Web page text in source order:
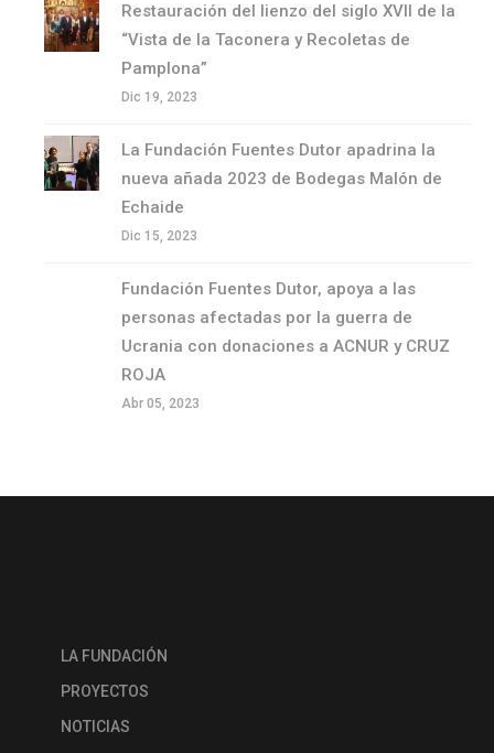
Restauración del lienzo del siglo XVII de la
“Vista de la Taconera y Recoletas de
Pamplona”
Dic 19, 2023
La Fundación Fuentes Dutor apadrina la
nueva añada 2023 de Bodegas Malón de
Echaide
Dic 15, 2023
Fundación Fuentes Dutor, apoya a las
personas afectadas por la guerra de
Ucrania con donaciones a ACNUR y CRUZ
ROJA
Abr 05, 2023
LA FUNDACIÓN
PROYECTOS
NOTICIAS